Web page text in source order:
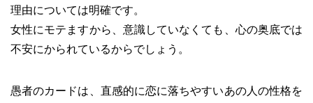
理由については明確です。
女性にモテますから、意識していなくても、心の奥底では
不安にかられているからでしょう。
愚者のカードは、直感的に恋に落ちやすいあの人の性格を